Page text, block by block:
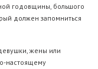
годовщины, большого
должен запомниться
жены или
настоящему